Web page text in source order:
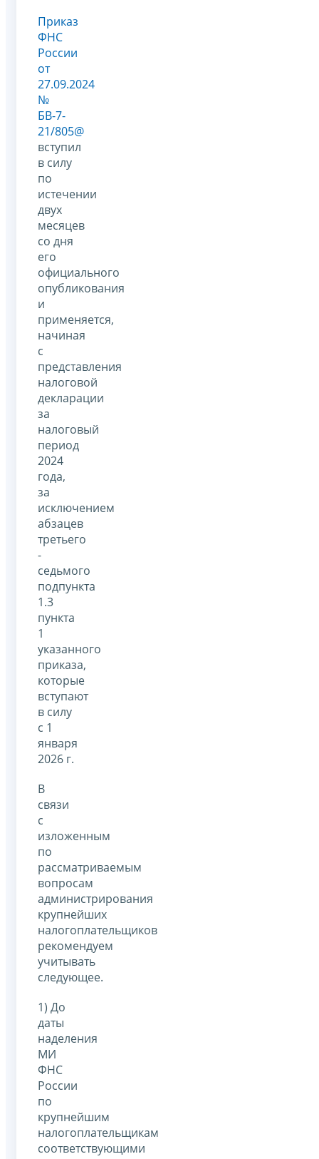
Приказ
ФНС
России
от
27.09.2024
№
БВ-7-
21/805@
вступил
в силу
по
истечении
двух
месяцев
со дня
его
официального
опубликования
и
применяется,
начиная
с
представления
налоговой
декларации
за
налоговый
период
2024
года,
за
исключением
абзацев
третьего
-
седьмого
подпункта
1.3
пункта
1
указанного
приказа,
которые
вступают
в силу
с 1
января
2026 г.
В
связи
с
изложенным
по
рассматриваемым
вопросам
администрирования
крупнейших
налогоплательщиков
рекомендуем
учитывать
следующее.
1) До
даты
наделения
МИ
ФНС
России
по
крупнейшим
налогоплательщикам
соответствующими